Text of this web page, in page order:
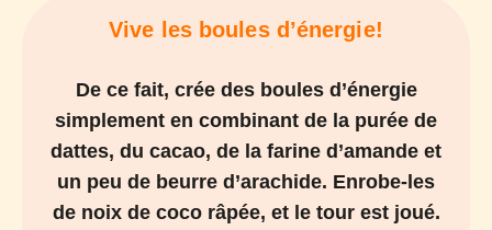
Vive les boules d’énergie!
De ce fait, crée des boules d’énergie
simplement en combinant de la purée de
dattes, du cacao, de la farine d’amande et
un peu de beurre d’arachide. Enrobe-les
de noix de coco râpée, et le tour est joué.